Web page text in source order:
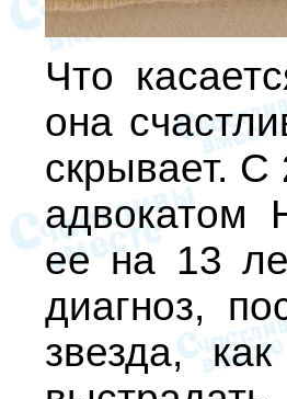
Что
она
скрывает. С
адвокатом
ее на 13
диагноз,
звезда,